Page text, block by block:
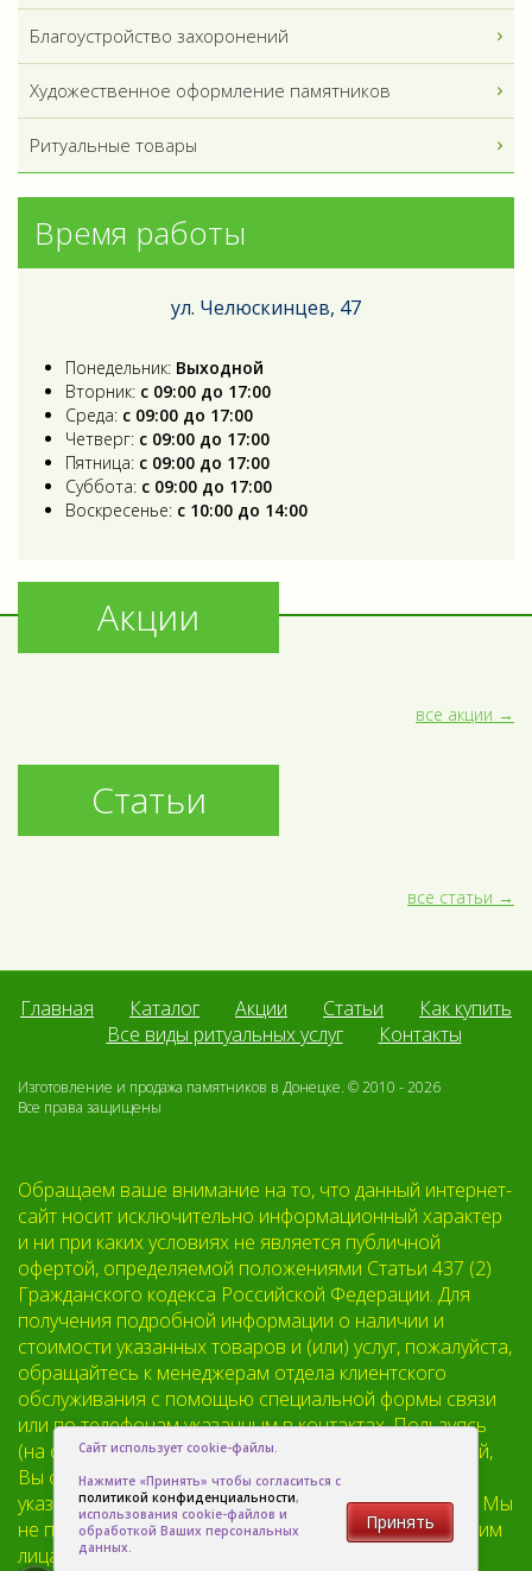
Благоустройство захоронений
Художественное оформление памятников
Ритуальные товары
Время работы
ул. Челюскинцев, 47
Понедельник: Выходной
Вторник: с 09:00 до 17:00
Среда: с 09:00 до 17:00
Четверг: с 09:00 до 17:00
Пятница: с 09:00 до 17:00
Суббота: с 09:00 до 17:00
Воскресенье: с 10:00 до 14:00
Акции
все акции
Статьи
все статьи
Главная Каталог Акции Статьи
Как купить
Все виды ритуальных услуг
Контакты
Изготовление и продажа памятников в Донецке. © 2010 - 2026
Все права защищены
Обращаем ваше внимание на то, что данный интернет-
сайт носит исключительно информационный характер
и ни при каких условиях не является публичной
офертой, определяемой положениями Статьи 437 (2)
Гражданского кодекса Российской Федерации. Для
получения подробной информации о наличии и
стоимости указанных товаров и (или) услуг, пожалуйста,
обращайтесь к менеджерам отдела клиентского
обслуживания с помощью специальной формы связи
или по телефонам указанным в контактах. Пользуясь
(на сайте) формой обратной связи или регистрацией,
Вы соглашаетесь с тем что мы будем хранить
указанную Вами, Вашу персональную информацию. Мы
не предоставляем Вашу личную информацию третьим
лицам, кроме случаев предусмотренных
Сайт использует cookie-файлы.
Нажмите «Принять» чтобы согласиться с
политикой конфиденциальности,
использования cookie-файлов и
обработкой Ваших персональных
данных.
Принять